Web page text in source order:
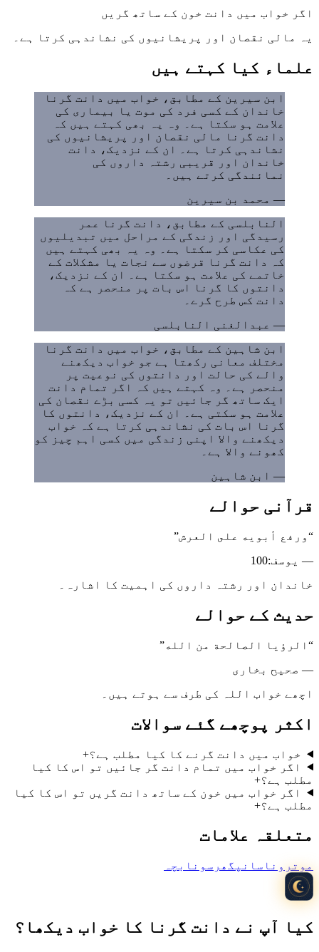
اگر خواب میں دانت خون کے ساتھ گریں
یہ مالی نقصان اور پریشانیوں کی نشاندہی کرتا ہے۔
علماء کیا کہتے ہیں
ابن سیرین کے مطابق، خواب میں دانت گرنا
خاندان کے کسی فرد کی موت یا بیماری کی
علامت ہو سکتا ہے۔ وہ یہ بھی کہتے ہیں کہ
دانت گرنا مالی نقصان اور پریشانیوں کی
نشاندہی کرتا ہے۔ ان کے نزدیک، دانت
خاندان اور قریبی رشتہ داروں کی
نمائندگی کرتے ہیں۔
— محمد بن سیرین
النابلسی کے مطابق، دانت گرنا عمر
رسیدگی اور زندگی کے مراحل میں تبدیلیوں
کی عکاسی کر سکتا ہے۔ وہ یہ بھی کہتے ہیں
کہ دانت گرنا قرضوں سے نجات یا مشکلات کے
خاتمے کی علامت ہو سکتا ہے۔ ان کے نزدیک،
دانتوں کا گرنا اس بات پر منحصر ہے کہ
دانت کس طرح گرے۔
— عبدالغنی النابلسی
ابن شاہین کے مطابق، خواب میں دانت گرنا
مختلف معانی رکھتا ہے جو خواب دیکھنے
والے کی حالت اور دانتوں کی نوعیت پر
منحصر ہے۔ وہ کہتے ہیں کہ اگر تمام دانت
ایک ساتھ گر جائیں تو یہ کسی بڑے نقصان کی
علامت ہو سکتی ہے۔ ان کے نزدیک، دانتوں کا
گرنا اس بات کی نشاندہی کرتا ہے کہ خواب
دیکھنے والا اپنی زندگی میں کسی اہم چیز کو
کھونے والا ہے۔
— ابن شاہین
قرآنی حوالے
“ورفع أبویه على العرش”
— یوسف:
100
خاندان اور رشتہ داروں کی اہمیت کا اشارہ۔
حدیث کے حوالے
“ الرؤیا الصالحة من الله”
— صحیح بخاری
اچھے خواب اللہ کی طرف سے ہوتے ہیں۔
اکثر پوچھے گئے سوالات
خواب میں دانت گرنے کا کیا مطلب ہے؟+
اگر خواب میں تمام دانت گر جائیں تو اس کا کیا
مطلب ہے؟+
اگر خواب میں خون کے ساتھ دانت گریں تو اس کا کیا
مطلب ہے؟+
متعلقہ علامات
موت رونا سانپ گھر سونا بچہ
کیا آپ نے دانت گرنا کا خواب دیکھا؟